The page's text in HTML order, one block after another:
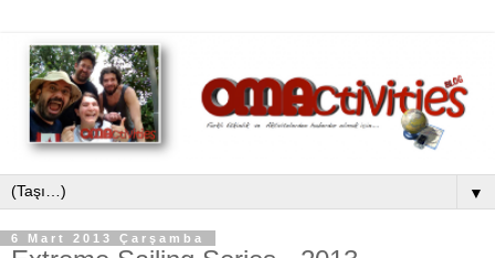
▼
6 Mart 2013 Çarşamba